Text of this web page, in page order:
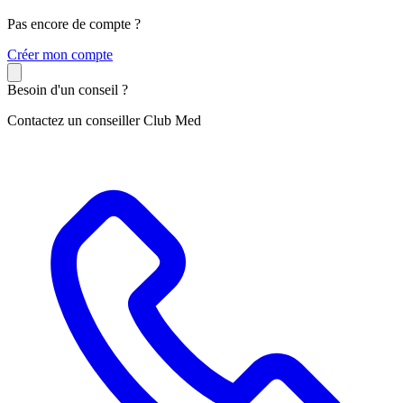
Pas encore de compte ?
Créer mon compte
Besoin d'un conseil ?
Contactez un conseiller Club Med